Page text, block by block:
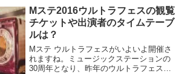
Mステ2016ウルトラフェスの観覧
チケットや出演者のタイムテーブ
ルは？
Mステ ウルトラフェスがいよいよ開催さ
れますね。ミュージックステーションの
30周年となり、昨年のウルトラフェスに